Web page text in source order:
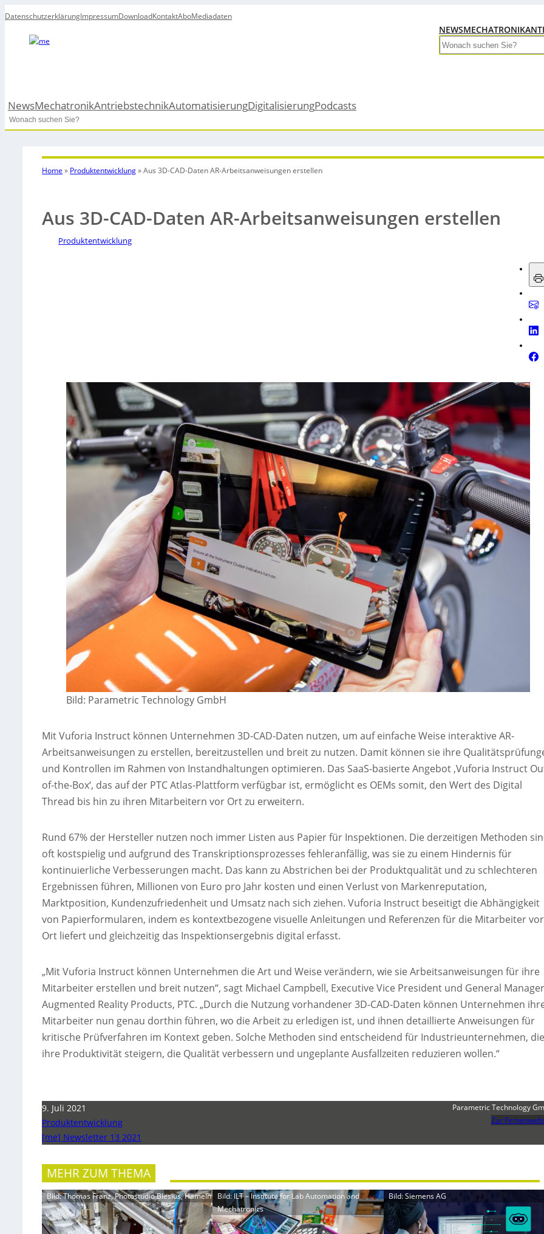
DatenschutzerklärungImpressumDownloadKontaktAboMediadaten
NEWSMECHATRONIK
Search
NewsMechatronikAntriebstechnikAutomatisierungDigitalisierungPodcasts
Search
Home » Produktentwicklung»Aus 3D-CAD-Daten AR-Arbeitsanweisungen erstellen
Aus 3D-CAD-Daten AR-Arbeitsanweisungen erstellen
Produktentwicklung
Bild: Parametric Technology GmbH
Mit Vuforia Instruct können Unternehmen 3D-CAD-Daten nutzen, um auf einfache Weise interaktive AR-
Arbeitsanweisungen zu erstellen, bereitzustellen und breit zu nutzen. Damit können sie ihre
und Kontrollen im Rahmen von Instandhaltungen optimieren. Das SaaS-basierte Angebot ‚Vuforia Instruct
of-the-Box‘, das auf der PTC Atlas-Plattform verfügbar ist, ermöglicht es OEMs somit, den Wert des Digital
Thread bis hin zu ihren Mitarbeitern vor Ort zu erweitern.
Rund 67% der Hersteller nutzen noch immer Listen aus Papier für Inspektionen. Die derzeitigen Methoden
oft kostspielig und aufgrund des Transkriptionsprozesses fehleranfällig, was sie zu einem Hindernis für
kontinuierliche Verbesserungen macht. Das kann zu Abstrichen bei der Produktqualität und zu schlechteren
Ergebnissen führen, Millionen von Euro pro Jahr kosten und einen Verlust von Markenreputation,
Marktposition, Kundenzufriedenheit und Umsatz nach sich ziehen. Vuforia Instruct beseitigt die Abhängigkeit
von Papierformularen, indem es kontextbezogene visuelle Anleitungen und Referenzen für die Mitarbeiter vor
Ort liefert und gleichzeitig das Inspektionsergebnis digital erfasst.
„Mit Vuforia Instruct können Unternehmen die Art und Weise verändern, wie sie Arbeitsanweisungen für ihre
Mitarbeiter erstellen und breit nutzen“, sagt Michael Campbell, Executive Vice President und General
Augmented Reality Products, PTC. „Durch die Nutzung vorhandener 3D-CAD-Daten können Unternehmen
Mitarbeiter nun genau dorthin führen, wo die Arbeit zu erledigen ist, und ihnen detaillierte Anweisungen für
kritische Prüfverfahren im Kontext geben. Solche Methoden sind entscheidend für Industrieunternehmen, die
ihre Produktivität steigern, die Qualität verbessern und ungeplante Ausfallzeiten reduzieren wollen.“
9. Juli 2021
Produktentwicklung
[me] Newsletter 13 2021
Parametric Technology
Zur
MEHR ZUM THEMA
Bild: Thomas Franz, Photostudio Blesius, Hameln
Bild: ILT – Institute for Lab Automation and
Mechatronics
Bild: Siemens AG